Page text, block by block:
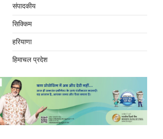
संपादकीय
सिक्किम
हरियाणा
हिमाचल प्रदेश